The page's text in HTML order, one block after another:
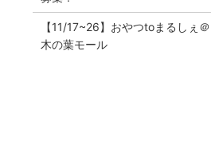
【11/17~26】おやつtoまるしぇ＠
木の葉モール